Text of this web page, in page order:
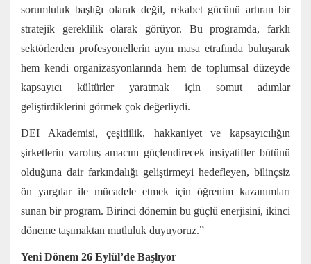
sorumluluk başlığı olarak değil, rekabet gücünü artıran bir
stratejik gereklilik olarak görüyor. Bu programda, farklı
sektörlerden profesyonellerin aynı masa etrafında buluşarak
hem kendi organizasyonlarında hem de toplumsal düzeyde
kapsayıcı kültürler yaratmak için somut adımlar
geliştirdiklerini görmek çok değerliydi.
DEI Akademisi, çeşitlilik, hakkaniyet ve kapsayıcılığın
şirketlerin varoluş amacını güçlendirecek insiyatifler bütünü
olduğuna dair farkındalığı geliştirmeyi hedefleyen, bilinçsiz
ön yargılar ile mücadele etmek için öğrenim kazanımları
sunan bir program. Birinci dönemin bu güçlü enerjisini, ikinci
döneme taşımaktan mutluluk duyuyoruz.”
Yeni Dönem 26 Eylül’de Başlıyor